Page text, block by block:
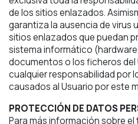
de los sitios enlazados.
garantiza la ausencia de virus
sitios enlazados que puedan
sistema informático
documentos o los ficheros del
cualquier responsabilidad por
causados al Usuario por este
PROTECCIÓN DE DATOS
Para más información sobre